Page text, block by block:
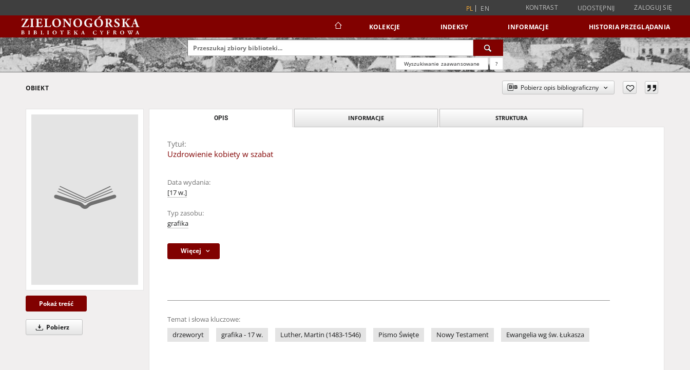
PL EN KONTRAST UDOSTĘPNIJ ZALOGUJ SIĘ
KOLEKCJE INDEKSY INFORMACJE HISTORIA PRZEGLĄDANIA
Wyszukiwanie zaawansowane ?
OBIEKT Pobierz opis bibliograficzny
Pokaż treść
Pobierz
OPIS INFORMACJE STRUKTURA
Tytuł:
Uzdrowienie kobiety w szabat
Data wydania:
[17 w.]
Typ zasobu:
grafika
Więcej
Temat i słowa kluczowe:
drzeworyt
grafika - 17 w. Luther, Martin (1483-1546) Pismo Święte Nowy Testament Ewangelia wg św. Łukasza